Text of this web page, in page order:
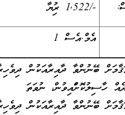
-/1,522 ރުފިޔާ
އެމް.އެސް 1
ބޭނުންވާ ދާއިރާއަކުން
ބޭނުންވާ ދާއިރާއަކުން